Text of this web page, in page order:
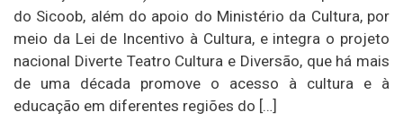
do Sicoob, além do apoio do Ministério da Cultura, por
meio da Lei de Incentivo à Cultura, e integra o projeto
nacional Diverte Teatro Cultura e Diversão, que há mais
de uma década promove o acesso à cultura e à
educação em diferentes regiões do […]